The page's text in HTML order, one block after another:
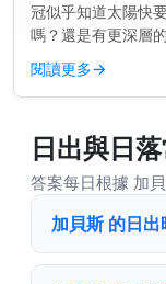
冠似乎知道太陽快
嗎？還是有更深層
因為它們的內在生
線出現之前。...
閱讀更多→
日出與日
答案每日根據 加
加貝斯 的日